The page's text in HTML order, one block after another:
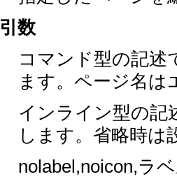
引数
コマンド型の記述
ます。ページ名
インライン型の記
します。省略時は
nolabel,noicon,ラ